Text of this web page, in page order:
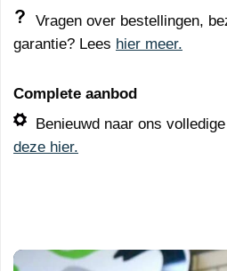
Vragen over bestellingen,
garantie? Lees hier meer.
Complete aanbod
Benieuwd naar ons
deze hier.